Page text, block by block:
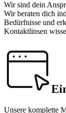
Wir sind dein
Wir beraten dich
Bedürfnisse und
Kontaktlinsen
Unsere komplette